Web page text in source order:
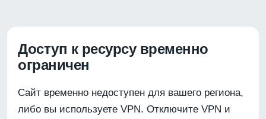
Доступ к ресурсу временно
ограничен
Сайт временно недоступен для вашего региона,
либо вы используете VPN. Отключите VPN и